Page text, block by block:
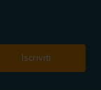
Iscriviti